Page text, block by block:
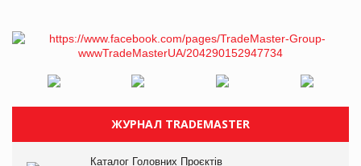
ЖУРНАЛ TRADEMASTER
Каталог Головних Проєктів